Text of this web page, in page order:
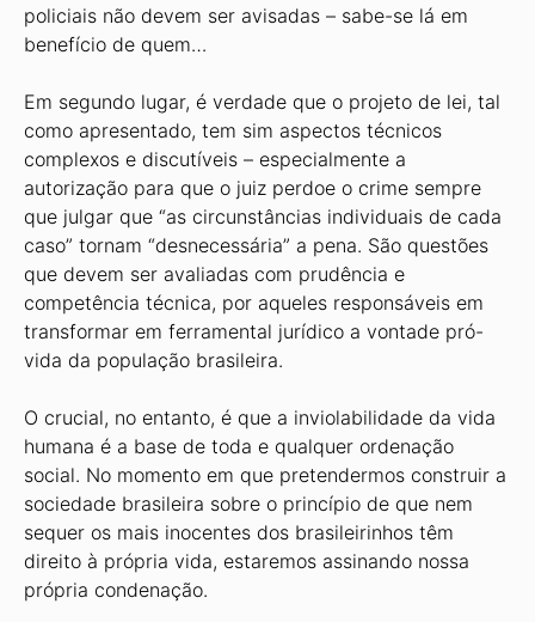
policiais não devem ser avisadas – sabe-se lá em
benefício de quem…
Em segundo lugar, é verdade que o projeto de lei, tal
como apresentado, tem sim aspectos técnicos
complexos e discutíveis – especialmente a
autorização para que o juiz perdoe o crime sempre
que julgar que “as circunstâncias individuais de cada
caso” tornam “desnecessária” a pena. São questões
que devem ser avaliadas com prudência e
competência técnica, por aqueles responsáveis em
transformar em ferramental jurídico a vontade pró-
vida da população brasileira.
O crucial, no entanto, é que a inviolabilidade da vida
humana é a base de toda e qualquer ordenação
social. No momento em que pretendermos construir a
sociedade brasileira sobre o princípio de que nem
sequer os mais inocentes dos brasileirinhos têm
direito à própria vida, estaremos assinando nossa
própria condenação.